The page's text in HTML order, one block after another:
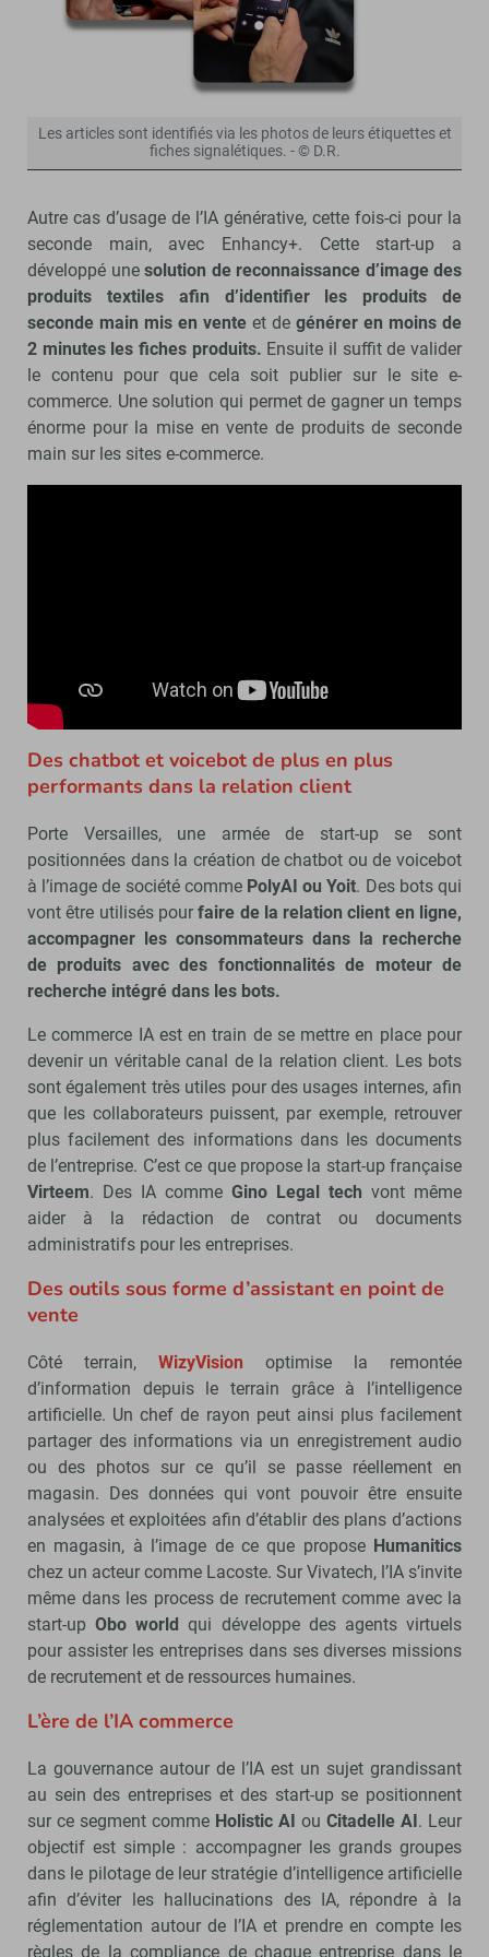
Les articles sont identifiés via les photos de leurs étiquettes et
fiches signalétiques. - © D.R.
Autre cas d’usage de l’IA générative, cette fois-ci pour la
seconde main, avec Enhancy+. Cette start-up a
développé une solution de reconnaissance d’image des
produits textiles afin d’identifier les produits de
seconde main mis en vente et de générer en moins de
2 minutes les fiches produits. Ensuite il suffit de valider
le contenu pour que cela soit publier sur le site e-
commerce. Une solution qui permet de gagner un temps
énorme pour la mise en vente de produits de seconde
main sur les sites e-commerce.
Des chatbot et voicebot de plus en plus
performants dans la relation client
Porte Versailles, une armée de start-up se sont
positionnées dans la création de chatbot ou de voicebot
à l’image de société comme PolyAI ou Yoit. Des bots qui
vont être utilisés pourfaire de la relation client en ligne,
accompagner les consommateurs dans la recherche
de produits avec des fonctionnalités de moteur de
recherche intégré dans les bots.
Le commerce IA est en train de se mettre en place pour
devenir un véritable canal de la relation client. Les bots
sont également très utiles pour des usages internes, afin
que les collaborateurs puissent, par exemple, retrouver
plus facilement des informations dans les documents
de l’entreprise. C’est ce que propose la start-up française
Virteem. Des IA comme Gino Legal tech vont même
aider à la rédaction de contrat ou documents
administratifs pour les entreprises.
Des outils sous forme d’assistant en point de
vente
Côté terrain, WizyVision optimise la remontée
d’information depuis le terrain grâce à l’intelligence
artificielle. Un chef de rayon peut ainsi plus facilement
partager des informations via un enregistrement audio
ou des photos sur ce qu’il se passe réellement en
magasin. Des données qui vont pouvoir être ensuite
analysées et exploitées afin d’établir des plans d’actions
en magasin, à l’image de ce que propose Humanitics
chez un acteur comme Lacoste. Sur Vivatech, l’IA s’invite
même dans les process de recrutement comme avec la
start-upObo world qui développe des agents virtuels
pour assister les entreprises dans ses diverses missions
de recrutement et de ressources humaines.
L’ère de l’IA commerce
La gouvernance autour de l’IA est un sujet grandissant
au sein des entreprises et des start-up se positionnent
sur ce segment comme Holistic AI ou Citadelle AI . Leur
objectif est simple : accompagner les grands groupes
dans le pilotage de leur stratégie d’intelligence artificielle
afin d’éviter les hallucinations des IA, répondre à la
réglementation autour de l’IA et prendre en compte les
règles de la compliance de chaque entreprise dans le